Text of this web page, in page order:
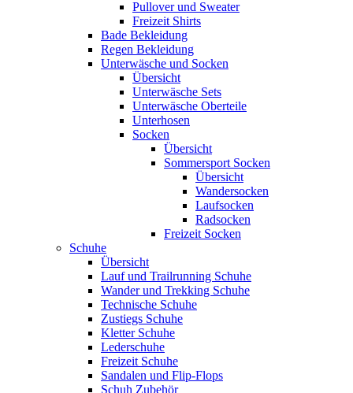
Pullover und Sweater
Freizeit Shirts
Bade Bekleidung
Regen Bekleidung
Unterwäsche und Socken
Übersicht
Unterwäsche Sets
Unterwäsche Oberteile
Unterhosen
Socken
Übersicht
Sommersport Socken
Übersicht
Wandersocken
Laufsocken
Radsocken
Freizeit Socken
Schuhe
Übersicht
Lauf und Trailrunning Schuhe
Wander und Trekking Schuhe
Technische Schuhe
Zustiegs Schuhe
Kletter Schuhe
Lederschuhe
Freizeit Schuhe
Sandalen und Flip-Flops
Schuh Zubehör